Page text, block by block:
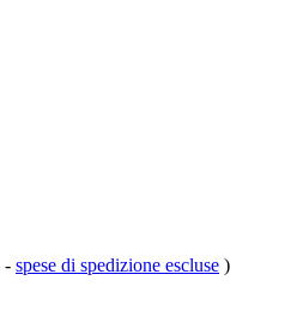
- spese di spedizione escluse )